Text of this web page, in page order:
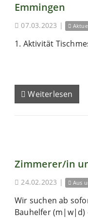
Emmingen
07.03.2023 |
1. Aktivität
Weiterlesen
Zimmerer/in
24.02.2023 | Aus
Wir suchen ab
Bauhelfer (m|w|d)